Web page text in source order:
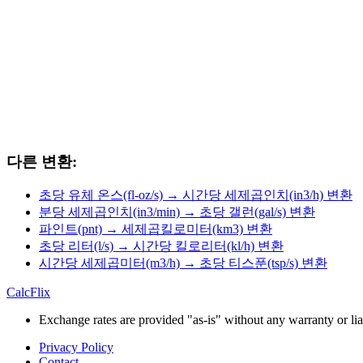
다른 변환:
초당 유체 온스(fl-oz/s) → 시간당 세제곱인치(in3/h) 변환
분당 세제곱인치(in3/min) → 초당 갤런(gal/s) 변환
파인트(pnt) → 세제곱킬로미터(km3) 변환
초당 리터(l/s) → 시간당 킬로리터(kl/h) 변환
시간당 세제곱미터(m3/h) → 초당 티스푼(tsp/s) 변환
CalcFlix
Exchange rates are provided "as-is" without any warranty or
Privacy Policy